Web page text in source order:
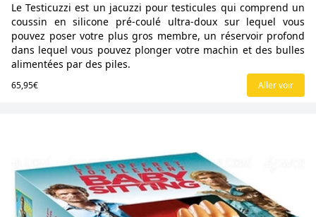
Le Testicuzzi est un jacuzzi pour testicules qui comprend un
coussin en silicone pré-coulé ultra-doux sur lequel vous
pouvez poser votre plus gros membre, un réservoir profond
dans lequel vous pouvez plonger votre machin et des bulles
alimentées par des piles.
65,95€ Aller voir